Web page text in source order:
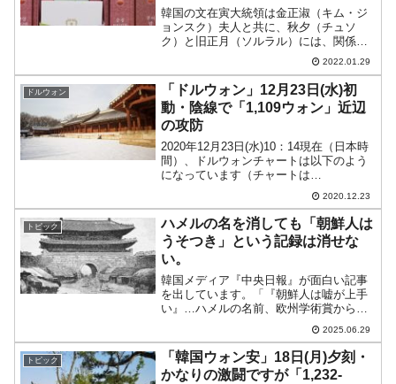
販売もアリ
韓国の文在寅大統領は金正淑（キム・ジ
ョンスク）夫人と共に、秋夕（チュソ
ク）と旧正月（ソルラル）には、関係
者、お世話になった人などに毎年ギフト
を贈っています。↑2022年の旧正月のギ
フトは「京畿道・金浦の伝統酒orハチミ
ツ、全羅南道・光陽の梅...
2022.01.29
ドルウォン
「ドルウォン」12月23日(水)初
動・陰線で「1,109ウォン」近辺
の攻防
2020年12月23日(水)10：14現在（日本時
間）、ドルウォンチャートは以下のよう
になっています（チャートは
『Investing.com』より引用：以下同）。
陰線ですが、ウォン高圧力にはけっこう
抵抗しています。「1ドル＝1,109ウォ
ン...
2020.12.23
トピック
ハメルの名を消しても「朝鮮人は
うそつき」という記録は消せな
い。
韓国メディア『中央日報』が面白い記事
を出しています。「『朝鮮人は嘘が上手
い』…ハメルの名前、欧州学術賞から除
外」というタイトルです。以下に同記事
から一部を引きます。『ハーメル漂流
記』（日本名『朝鮮幽囚記』）に朝鮮人
に対する否定的な記述を残し...
2025.06.29
トピック
「韓国ウォン安」18日(月)夕刻・
かなりの激闘ですが「1,232-